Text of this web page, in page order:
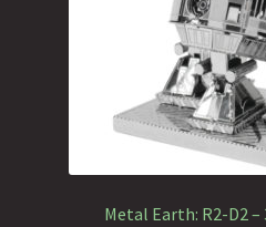
Metal Earth: R2-D2